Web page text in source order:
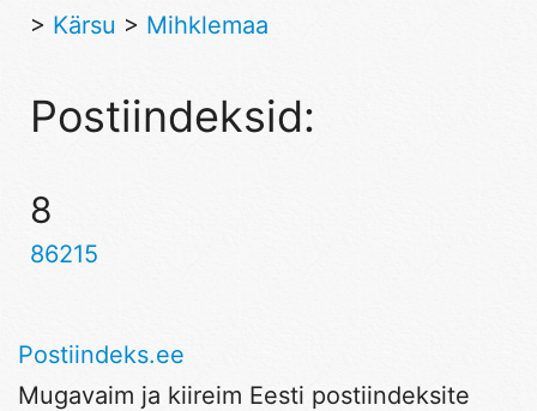
> Kärsu > Mihklemaa
Postiindeksid:
8
86215
Postiindeks.ee
Mugavaim ja kiireim Eesti postiindeksite